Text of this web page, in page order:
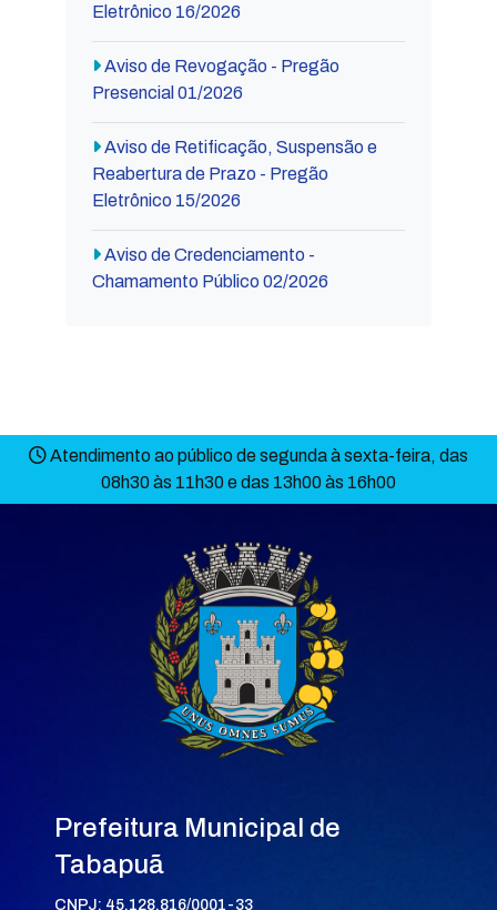
Eletrônico 16/2026
Aviso de Revogação - Pregão
Presencial 01/2026
Aviso de Retificação, Suspensão e
Reabertura de Prazo - Pregão
Eletrônico 15/2026
Aviso de Credenciamento -
Chamamento Público 02/2026
Atendimento ao público de segunda à sexta-feira, das
08h30 às 11h30 e das 13h00 às 16h00
Prefeitura Municipal de
Tabapuã
CNPJ: 45.128.816/0001-33